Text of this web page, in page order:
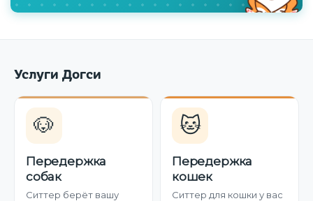
Услуги Догси
🐶
Передержка
собак
Ситтер берёт вашу
🐱
Передержка
кошек
Ситтер для кошки у вас